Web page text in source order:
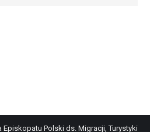
Episkopatu Polski ds. Migracji, Turystyki